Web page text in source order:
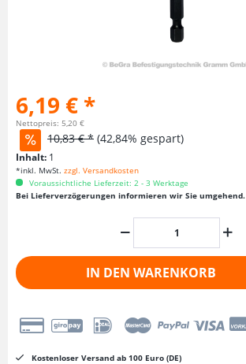
6,19 € *
Nettopreis: 5,20 €
10,83 € * (42,84% gespart)
Inhalt: 1
*inkl. MwSt. zzgl. Versandkosten
Voraussichtliche Lieferzeit: 2 - 3 Werktage
Bei Lieferverzögerungen informieren wir Sie umgehend.
IN DEN WARENKORB
Kostenloser Versand ab 100 Euro (DE)